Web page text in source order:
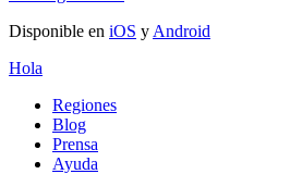
Disponible en iOS y Android
Hola
Regiones
Blog
Prensa
Ayuda